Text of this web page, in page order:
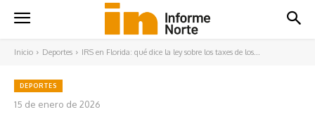
Inicio Deportes IRS en Florida: qué dice la ley sobre los taxes de los...
DEPORTES
15 de enero de 2026